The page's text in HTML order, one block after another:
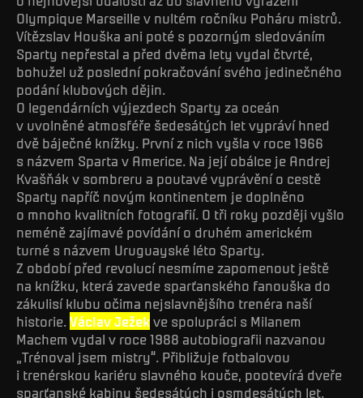
Olympique Marseille v nultém ročníku Poháru mistrů.
Vítězslav Houška ani poté s pozorným sledováním
Sparty nepřestal a před dvěma lety vydal čtvrté,
bohužel už poslední pokračování svého jedinečného
podání klubových dějin.
O legendárních výjezdech Sparty za oceán
v uvolněné atmosféře šedesátých let vypráví hned
dvě báječné knížky. První z nich vyšla v roce 1966
s názvem Sparta v Americe. Na její obálce je Andrej
Kvašňák v sombreru a poutavé vyprávění o cestě
Sparty napříč novým kontinentem je doplněno
o mnoho kvalitních fotografií. O tři roky později vyšlo
neméně zajímavé povídání o druhém americkém
turné s názvem Uruguayské léto Sparty.
Z období před revolucí nesmíme zapomenout ještě
na knížku, která zavede sparťanského fanouška do
zákulisí klubu očima nejslavnějšího trenéra naší
historie.Václav Ježekve spolupráci s Milanem
Machem vydal v roce 1988 autobiografii nazvanou
„Trénoval jsem mistry“. Přibližuje fotbalovou
i trenérskou kariéru slavného kouče, pootevírá dveře
sparťanské kabiny šedesátých i osmdesátých let.